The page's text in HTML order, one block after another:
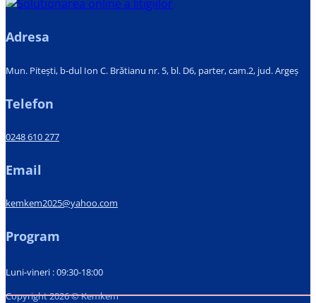
Adresa
Mun. Pitești, b-dul Ion C. Brătianu nr. 5, bl. D6, parter, cam.2, jud. Argeș
Telefon
0248 610 277
Email
kemkem2025@yahoo.com
Program
Luni-vineri : 09:30-18:00
Copyright 2026 © Kemkem